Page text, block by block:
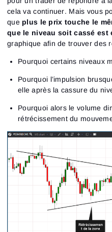
cela va continuer. Mais vous
que plus le prix touche le
que le niveau soit cassé est
graphique afin de trouver des
Pourquoi certains niveaux
Pourquoi l’impulsion
elle après la cassure du
Pourquoi alors le volume
rétrécissement du
Se
Pas de
Réinitialiser le